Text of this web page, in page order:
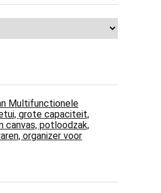
Multifunctionele
grote capaciteit,
canvas, potloodzak,
organizer voor